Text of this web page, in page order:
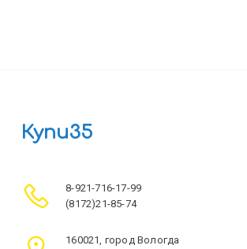
Купи35
8-921-716-17-99
(8172)21-85-74
160021, город Вологда